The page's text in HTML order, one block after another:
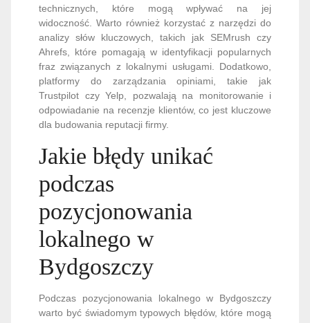
technicznych, które mogą wpływać na jej
widoczność. Warto również korzystać z narzędzi do
analizy słów kluczowych, takich jak SEMrush czy
Ahrefs, które pomagają w identyfikacji popularnych
fraz związanych z lokalnymi usługami. Dodatkowo,
platformy do zarządzania opiniami, takie jak
Trustpilot czy Yelp, pozwalają na monitorowanie i
odpowiadanie na recenzje klientów, co jest kluczowe
dla budowania reputacji firmy.
Jakie błędy unikać
podczas
pozycjonowania
lokalnego w
Bydgoszczy
Podczas pozycjonowania lokalnego w Bydgoszczy
warto być świadomym typowych błędów, które mogą